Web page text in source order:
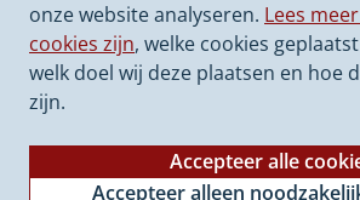
onze website analyseren. Lees
cookies zijn, welke cookies
welk doel wij deze plaatsen en hoe
zijn.
Accepteer alle
Accepteer alleen
Cookieverklaring
Archief van dezewebsite